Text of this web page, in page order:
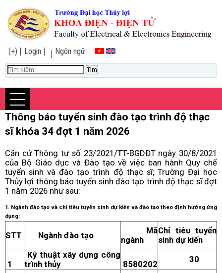
(+) Login Ngôn ngữ:
Thông báo tuyển sinh đào tạo trình độ thạc
sĩ khóa 34 đợt 1 năm 2026
Căn cứ Thông tư số 23/2021/TT-BGDĐT ngày 30/8/2021
của Bộ Giáo dục và Đào tạo về việc ban hành Quy chế
tuyển sinh và đào tạo trình độ thạc sĩ; Trường Đại học
Thủy lợi thông báo tuyển sinh đào tạo trình độ thạc sĩ đợt
1 năm 2026 như sau:
1. Ngành đào tạo và chỉ tiêu tuyển sinh dự kiến và đào tạo theo định hướng ứng
dụng:
STT Ngành đào tạo
Mã
ngành
Chỉ tiêu tuyển
sinh dự kiến
1
Kỹ thuật xây dựng công
trình thủy
8580202 30